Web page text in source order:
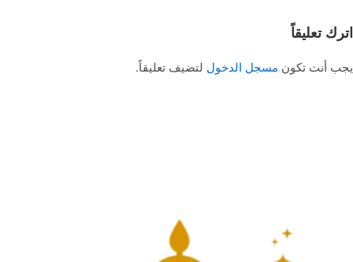
اترك تعليقاً
يجب أنت تكون مسجل الدخول لتضيف تعليقاً.